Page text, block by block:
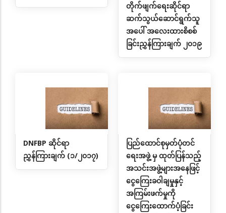
တိုက်ဖျက်ရေးဆိုင်ရာ
ဆက်သွယ်ဆောင်ရွက်သူ
အပေါ် အလေးထားစိစစ်
ခြင်းညွှန်ကြားချက် ၂၀၁၉
DNFBP ဆိုင်ရာ
ညွှန်ကြားချက် (၁/၂၀၁၇)
ပြည်ထောင်စုမှတ်ပုံတင်
ရေးအဖွဲ့ မှ ထုတ်ပြန်သည့်
အသင်းအဖွဲ့များအနေဖြင့်
ငွေကြေးခဝါချမှုနှင့်
အကြမ်းဖက်မှုကို
ငွေကြေးထောက်ပံ့ခြင်း